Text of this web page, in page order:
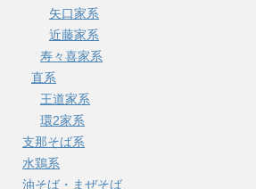
矢口家系
近藤家系
寿々喜家系
直系
王道家系
環2家系
支那そば系
水鶏系
油そば・まぜそば